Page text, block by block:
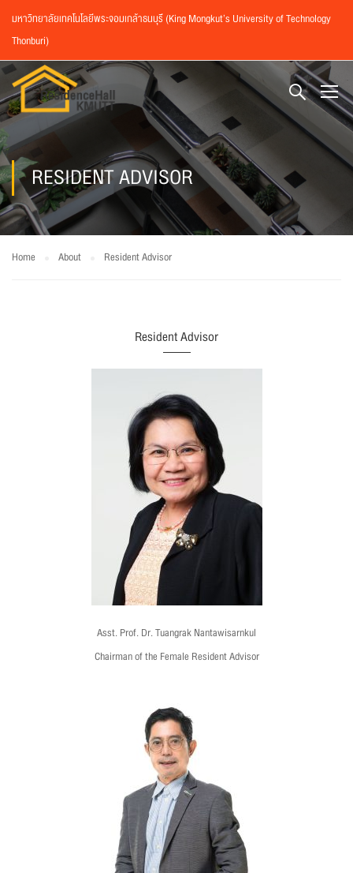
มหาวิทยาลัยเทคโนโลยีพระจอมเกล้าธนบุรี (King Mongkut’s University of Technology
Thonburi)
RESIDENT ADVISOR
Home About Resident Advisor
Resident Advisor
Asst. Prof. Dr. Tuangrak Nantawisarnkul
Chairman of the Female Resident Advisor